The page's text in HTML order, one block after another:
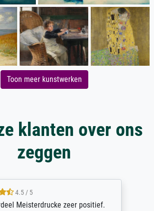
Toon meer kunstwerken
klanten over ons
zeggen
4.5 / 5
Meisterdrucke zeer positief.